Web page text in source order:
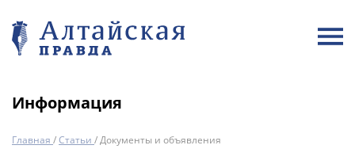
Информация
Главная /Статьи /Документы и объявления